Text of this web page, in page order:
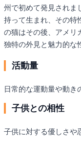
州で初めて発見されま
持って生まれ、その特
の猫はその後、アメリ
独特の外見と魅力的な
活動量
日常的な運動量や動き
子供との相性
子供に対する優しさや